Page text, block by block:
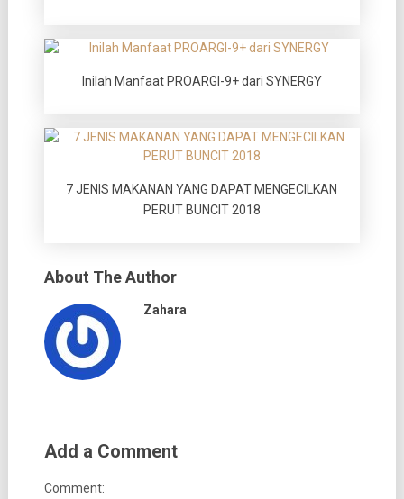
Inilah Manfaat PROARGI-9+ dari SYNERGY
7 JENIS MAKANAN YANG DAPAT MENGECILKAN
PERUT BUNCIT 2018
About The Author
Zahara
Add a Comment
Comment: